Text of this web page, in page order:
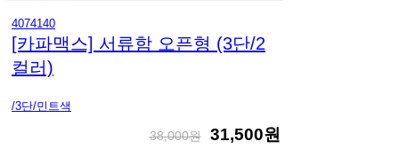
4074140
[카파맥스] 서류함 오픈형 (3단/2
컬러)
/3단/민트색
38,000원 31,500원